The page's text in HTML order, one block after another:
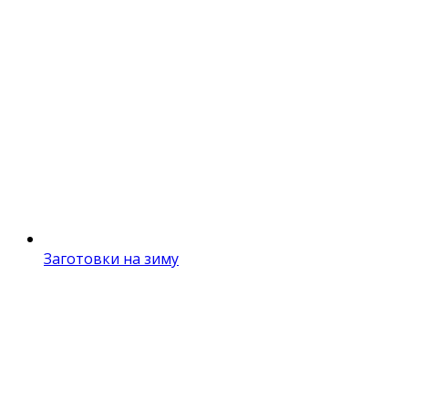
Заготовки на зиму